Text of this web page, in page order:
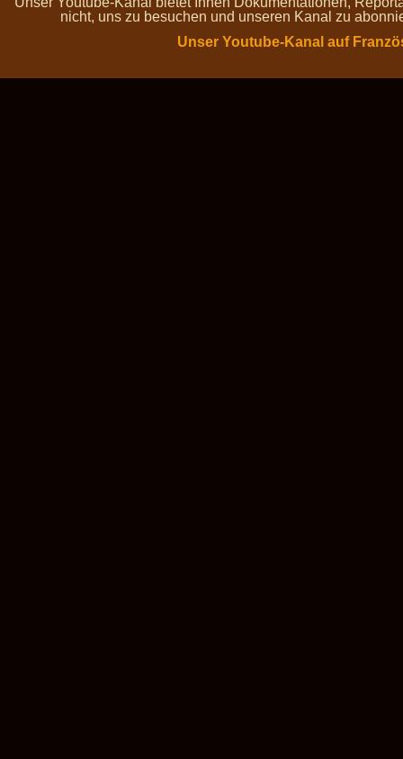
nicht, uns zu besuchen und unseren Kanal zu
Unser Youtube-Kanal auf